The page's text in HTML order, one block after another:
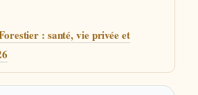
: santé, vie privée et